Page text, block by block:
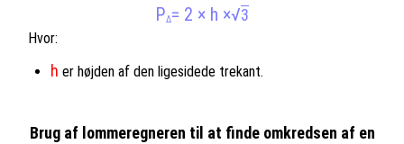
PΔ= 2 × h ×√3
Hvor:
h er højden af den ligesidede trekant.
Brug af lommeregneren til at finde omkredsen af en